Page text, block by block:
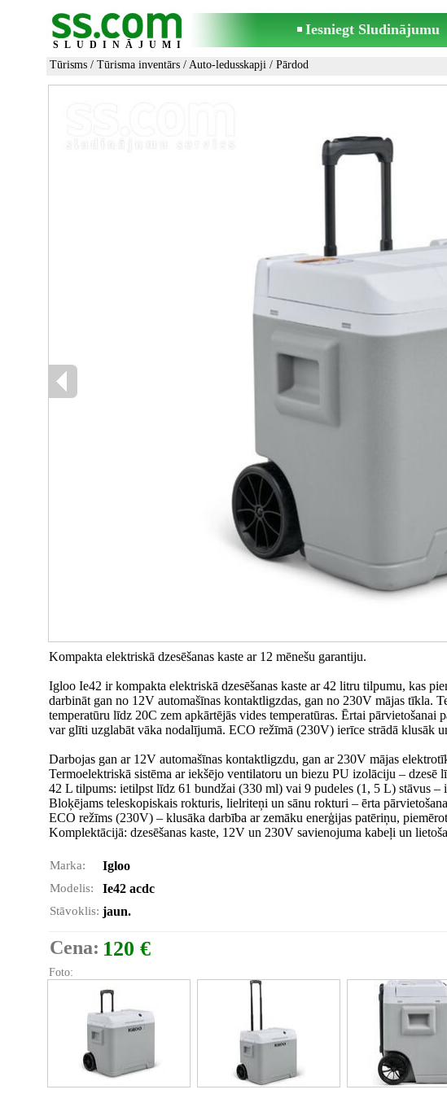
SLUDINĀJUMI
Iesniegt Sludinājumu
Tūrisms / Tūrisma inventārs / Auto-ledusskapji / Pārdod
Kompakta elektriskā dzesēšanas kaste ar 12 mēnešu garantiju.
Igloo Ie42 ir kompakta elektriskā dzesēšanas kaste ar 42 litru tilpumu, kas
darbināt gan no 12V automašīnas kontaktligzdas, gan no 230V mājas tīkla.
temperatūru līdz 20C zem apkārtējās vides temperatūras. Ērtai
var glīti uzglabāt vāka nodalījumā. ECO režīmā (230V) ierīce strādā klusāk
Darbojas gan ar 12V automašīnas kontaktligzdu, gan ar 230V mājas
Termoelektriskā sistēma ar iekšējo ventilatoru un biezu PU izolāciju – dzesē
42 L tilpums: ietilpst līdz 61 bundžai (330 ml) vai 9 pudeles (1, 5 L) stāvus
Bloķējams teleskopiskais rokturis, lielriteņi un sānu rokturi – ērta
ECO režīms (230V) – klusāka darbība ar zemāku enerģijas patēriņu,
Komplektācijā: dzesēšanas kaste, 12V un 230V savienojuma kabeļi un
Marka: Igloo
Modelis: Ie42 acdc
Stāvoklis: jaun.
Cena: 120 €
Foto: